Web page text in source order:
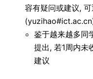
容有疑问或建议,
鉴于越来越多同
提出, 若1周内未
建议